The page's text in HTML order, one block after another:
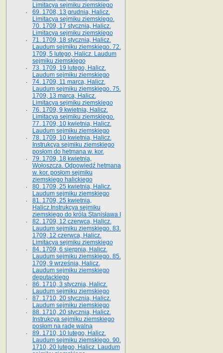
Limitacya sejmiku ziemskiego
69. 1708, 13 grudnia, Halicz.
Limitacya sejmiku ziemskiego.
70. 1709, 17 stycznia, Halicz.
Limitacya sejmiku ziemskiego
71. 1709, 18 stycznia, Halicz.
Laudum sejmiku ziemskiego. 72.
1709, 5 lutego, Halicz. Laudum
sejmiku ziemskiego
73. 1709, 19 lutego, Halicz.
Laudum sejmiku ziemskiego
74. 1709, 11 marca, Halicz.
Laudum sejmiku ziemskiego. 75.
1709, 13 marca, Halicz.
Limitacya sejmiku ziemskiego
76. 1709, 9 kwietnia, Halicz.
Limitacya sejmiku ziemskiego.
77. 1709, 10 kwietnia, Halicz.
Laudum sejmiku ziemskiego
78. 1709, 10 kwietnia, Halicz.
Instrukcya sejmiku ziemskiego
posłom do hetmana w. kor.
79. 1709, 18 kwietnia,
Wołoszcza. Odpowiedź hetmana
w. kor. posłom sejmiku
ziemskiego halickiego
80. 1709, 25 kwietnia, Halicz.
Laudum sejmiku ziemskiego
81. 1709, 25 kwietnia,
Halicz.Instrukcya sejmiku
ziemskiego do króla Stanisława I
82. 1709, 12 czerwca, Halicz.
Laudum sejmiku ziemskiego. 83.
1709, 12 czerwca, Halicz.
Limitacya sejmiku ziemskiego
84. 1709, 6 sierpnia, Halicz.
Laudum sejmiku ziemskiego. 85.
1709, 9 września, Halicz.
Laudum sejmiku ziemskiego
deputackiego
86. 1710, 3 stycznia, Halicz.
Laudum sejmiku ziemskiego
87. 1710, 20 stycznia, Halicz.
Laudum sejmiku ziemskiego
88. 1710, 20 stycznia, Halicz.
Instrukcya sejmiku ziemskiego
posłom na radę walną
89. 1710, 10 lutego, Halicz.
Laudum sejmiku ziemskiego. 90.
1710, 20 lutego, Halicz. Laudum